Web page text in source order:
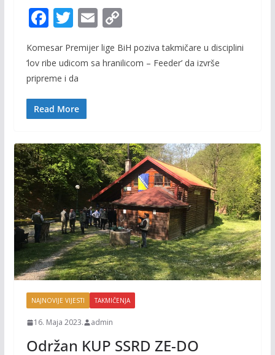
F
e
b
o
o
T
itt
er
E
ai
C
p
Komesar Premijer lige BiH poziva takmičare u disciplini
‘lov ribe udicom sa hranilicom – Feeder’ da izvrše
pripreme i da
Read More
NAJNOVIJE VIJESTI TAKMIČENJA
16. Maja 2023. admin
Održan KUP SSRD ZE-DO